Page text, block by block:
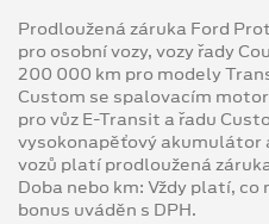
Prodloužená záruka Ford
pro osobní vozy, vozy řady
200 000 km pro modely
Custom se spalovacím
pro vůz E-Transit a řadu
vysokonapěťový akumulátor
vozů platí prodloužená
Doba nebo km: Vždy platí,
bonus uváděn s DPH.